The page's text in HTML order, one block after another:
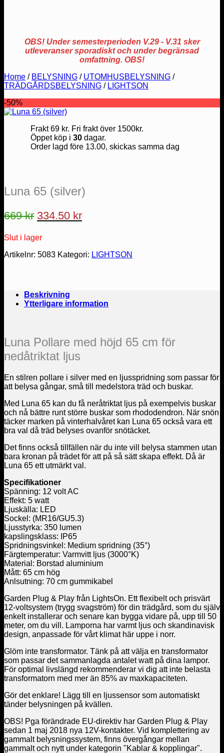
OBS! Under semesterperioden V.29 - V.31 sker
utleveranser sporadiskt och under begränsad
omfattning. OBS!
Home / BELYSNING / UTOMHUSBELYSNING /
TRÄDGÅRDSBELYSNING / LIGHTSON
-50%
Frakt 69 kr. Fri frakt över 1500kr.
Öppet köp i 30dagar.
Order lagd före 13.00, skickas samma dag
Luna 65 (silver)
669kr Det
priset
var:
334.50 krDet
är:
Slut i lager
Artikelnr: 5083 Kategori: LIGHTSON
Beskrivning
Ytterligare information
Luna Pollare med höjd 65 cm för
nedåtriktat ljus
En stilren pollare i silver med en ljusspridning som passar för
att belysa gångar, små till medelstora träd och buskar.
Med Luna 65 kan du få neråtriktat ljus på exempelvis buskar
och nå bättre runt större buskar som rhododendron. När snön
täcker marken på vinterhalvåret kan Luna 65 också vara ett
bra val då träd belyses ovanför snötäcket.
Det finns också tillfällen när du inte vill belysa stammen utan
bara kronan på trädet för att på så sätt skapa effekt. Då är
Luna 65 ett utmärkt val.
Specifikationer
Spänning: 12 volt AC
Effekt: 5 watt
Ljuskälla: LED
Sockel: (MR16/GU5.3)
Ljusstyrka: 350 lumen
kapslingsklass: IP65
Spridningsvinkel: Medium spridning (35°)
Färgtemperatur: Varmvitt ljus (3000°K)
Material: Borstad aluminium
Mått: 65 cm hög
Anlsutning: 70 cm gummikabel
Garden Plug & Play från LightsOn. Ett flexibelt och prisvärt
12-voltsystem (trygg svagström) för din trädgård, som du själv
enkelt installerar och senare kan bygga vidare på, upp till 50
meter, om du vill. Lamporna har varmt ljus och skandinavisk
design, anpassade för vårt klimat här uppe i norr.
Glöm inte transformator. Tänk på att välja en transformator
som passar det sammanlagda antalet watt på dina lampor.
För optimal livslängd rekommenderar vi dig att inte belasta
transformatorn med mer än 85% av maxkapaciteten.
Gör det enklare! Lägg till en ljussensor som automatiskt
tänder belysningen på kvällen.
OBS! Pga förändrade EU-direktiv har Garden Plug & Play
sedan 1 maj 2018 nya 12V-kontakter. Vid komplettering av
gammalt belysningssystem, finns övergångar mellan
gammalt och nytt under kategorin "Kablar & kopplingar".